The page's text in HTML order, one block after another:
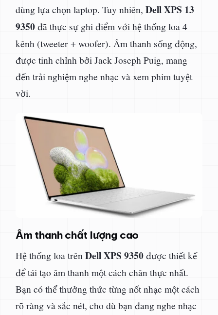
dùng lựa chọn laptop. Tuy nhiên, Dell XPS 13
9350đã thực sự ghi điểm với hệ thống loa 4
kênh (tweeter + woofer). Âm thanh sống động,
được tinh chỉnh bởi Jack Joseph Puig, mang
đến trải nghiệm nghe nhạc và xem phim tuyệt
vời.
Âm thanh chất lượng cao
Hệ thống loa trênDell XPS 9350được thiết kế
để tái tạo âm thanh một cách chân thực nhất.
Bạn có thể thưởng thức từng nốt nhạc một cách
rõ ràng và sắc nét, cho dù bạn đang nghe nhạc